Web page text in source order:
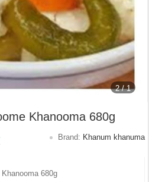
2 /1
Khanooma 680g
Brand: Khanum khanuma
680g